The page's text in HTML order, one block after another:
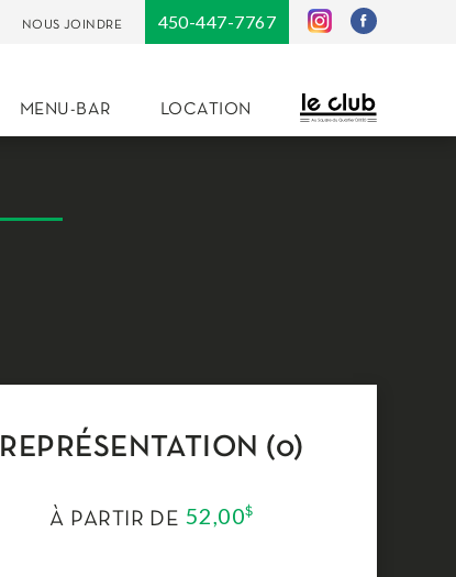
NOUS JOINDRE 450-447-7767
MENU-BAR LOCATION
REPRÉSENTATION (0)
À PARTIR DE 52,00$